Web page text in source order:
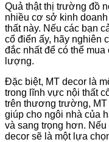
Quả thật thị trường đồ
nhiều cơ sở kinh
thất này. Nếu các bạn
cổ điển ấy, hãy nghiên
đắc nhất để có thể
lượng.
Đặc biệt, MT decor là
trong lĩnh vực nội thất
trên thương trường, MT
giúp cho ngôi nhà của
và sang trọng hơn.
decor sẽ là một lựa